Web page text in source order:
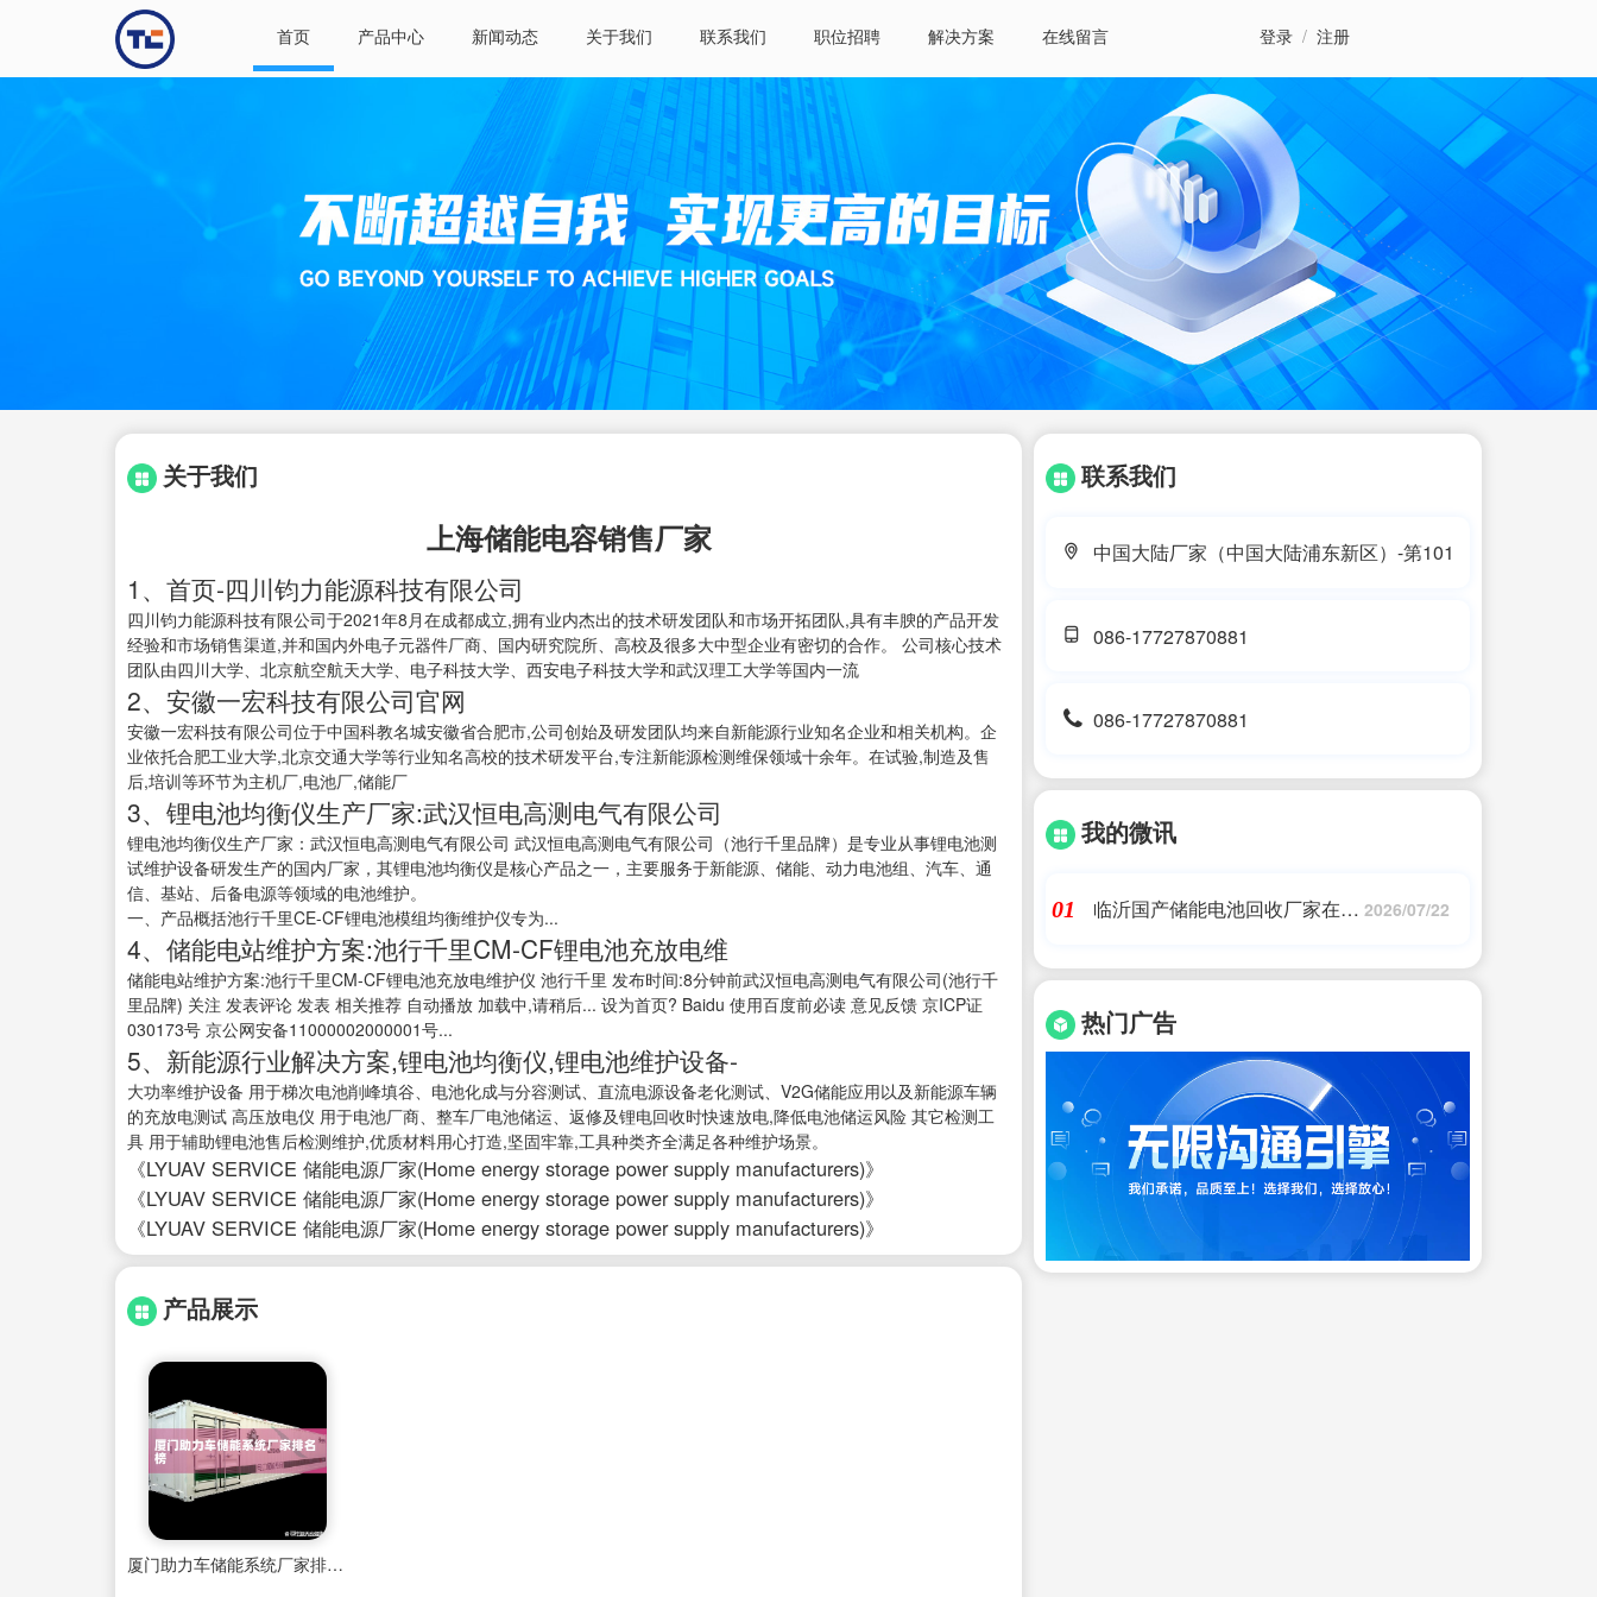
首页 产品中心 新闻动态 关于我们 联系我们 职位招聘 解决方案 在线留言 登录 / 注册
关于我们
上海储能电容销售厂家
1、首页-四川钧力能源科技有限公司
四川钧力能源科技有限公司于2021年8月在成都成立,拥有业内杰出的技术研发团队和市场开拓团队,具有丰腴的产品开发
经验和市场销售渠道,并和国内外电子元器件厂商、国内研究院所、高校及很多大中型企业有密切的合作。 公司核心技术
团队由四川大学、北京航空航天大学、电子科技大学、西安电子科技大学和武汉理工大学等国内一流
2、安徽一宏科技有限公司官网
安徽一宏科技有限公司位于中国科教名城安徽省合肥市,公司创始及研发团队均来自新能源行业知名企业和相关机构。企
业依托合肥工业大学,北京交通大学等行业知名高校的技术研发平台,专注新能源检测维保领域十余年。在试验,制造及售
后,培训等环节为主机厂,电池厂,储能厂
3、锂电池均衡仪生产厂家:武汉恒电高测电气有限公司
锂电池均衡仪生产厂家：武汉恒电高测电气有限公司 武汉恒电高测电气有限公司（池行千里品牌）是专业从事锂电池测
试维护设备研发生产的国内厂家，其锂电池均衡仪是核心产品之一，主要服务于新能源、储能、动力电池组、汽车、通
信、基站、后备电源等领域的电池维护。
一、产品概括池行千里CE-CF锂电池模组均衡维护仪专为...
4、储能电站维护方案:池行千里CM-CF锂电池充放电维
储能电站维护方案:池行千里CM-CF锂电池充放电维护仪 池行千里 发布时间:8分钟前武汉恒电高测电气有限公司(池行千
里品牌) 关注 发表评论 发表 相关推荐 自动播放 加载中,请稍后... 设为首页? Baidu 使用百度前必读 意见反馈 京ICP证
030173号 京公网安备11000002000001号...
5、新能源行业解决方案,锂电池均衡仪,锂电池维护设备-
大功率维护设备 用于梯次电池削峰填谷、电池化成与分容测试、直流电源设备老化测试、V2G储能应用以及新能源车辆
的充放电测试 高压放电仪 用于电池厂商、整车厂电池储运、返修及锂电回收时快速放电,降低电池储运风险 其它检测工
具 用于辅助锂电池售后检测维护,优质材料用心打造,坚固牢靠,工具种类齐全满足各种维护场景。
《LYUAV SERVICE 储能电源厂家(Home energy storage power supply manufacturers)》
《LYUAV SERVICE 储能电源厂家(Home energy storage power supply manufacturers)》
《LYUAV SERVICE 储能电源厂家(Home energy storage power supply manufacturers)》
产品展示
厦门助力车储能系统厂家排名榜
联系我们
中国大陆厂家（中国大陆浦东新区）-第101
086-17727870881
086-17727870881
我的微讯
01
临沂国产储能电池回收厂家在哪
国产蓄电池,求推荐)艾薇特
2026/07/22
热门广告